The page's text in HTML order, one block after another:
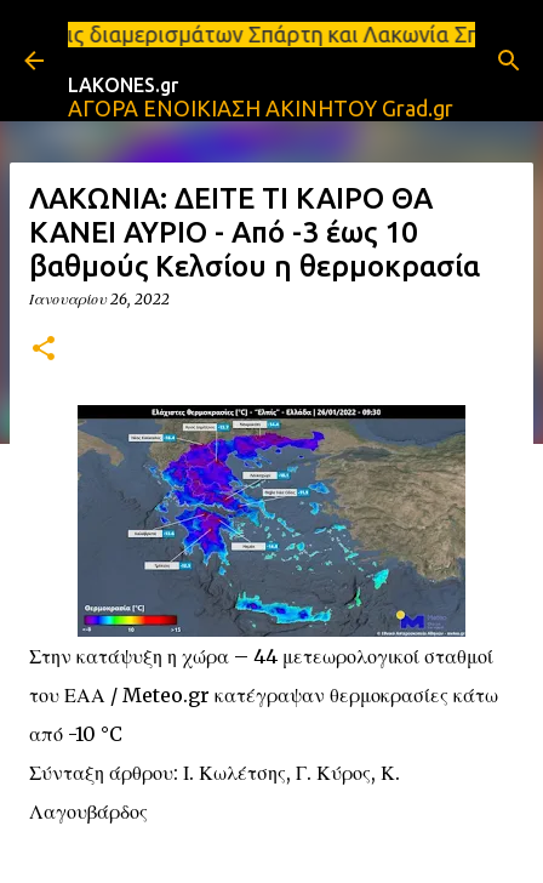
Μετάβαση στο κύριο περιεχόμενο
Σπάρτη και Λακωνία Σπάρτη -
LAKONES.gr
ΑΓΟΡΑ ΕΝΟΙΚΙΑΣΗ ΑΚΙΝΗΤΟΥ Grad.gr
ΛΑΚΩΝΙΑ: ΔΕΙΤΕ ΤΙ ΚΑΙΡΟ ΘΑ
ΚΑΝΕΙ ΑΥΡΙΟ - Από -3 έως 10
βαθμούς Κελσίου η θερμοκρασία
Ιανουαρίου 26, 2022
Στην κατάψυξη η χώρα – 44 μετεωρολογικοί σταθμοί
του ΕΑΑ / Meteo.gr κατέγραψαν θερμοκρασίες κάτω
από -10 °C
Σύνταξη άρθρου: Ι. Κωλέτσης, Γ. Κύρος, Κ.
Λαγουβάρδος